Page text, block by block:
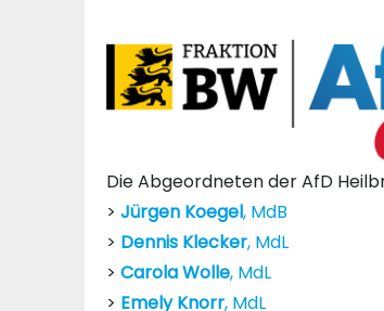
Die Abgeordneten der AfD
> Jürgen Koegel, MdB
> Dennis Klecker, MdL
> Carola Wolle, MdL
> Emely Knorr, MdL